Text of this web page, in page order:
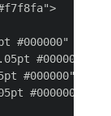
#000000" />
#000000" />
#000000" />
#000000" />